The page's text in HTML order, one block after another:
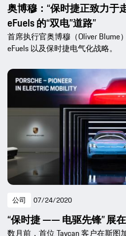
奥博穆：“保时捷正致力于
eFuels 的“双电”道路”
首席执行官奥博穆（Oliver Blume
eFuels 以及保时捷电气化战略。
公司 07/24/2020
“保时捷 —— 电驱先锋” 展
数月前，首位 Taycan 客户在斯图